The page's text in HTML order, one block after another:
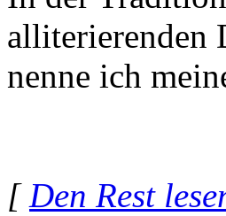
alliterierenden
nenne ich
[Den Rest